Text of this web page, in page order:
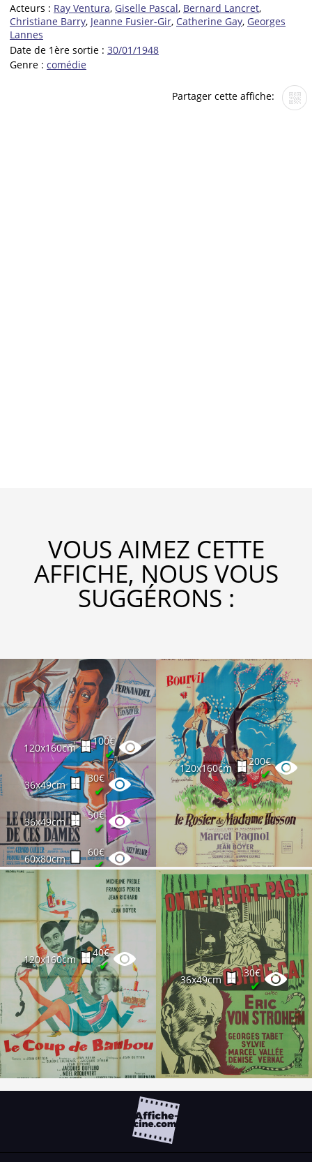
Acteurs : Ray Ventura, Giselle Pascal, Bernard Lancret,
Christiane Barry, Jeanne Fusier-Gir, Catherine Gay, Georges
Lannes
Date de 1ère sortie : 30/01/1948
Genre : comédie
Partager cette affiche:
VOUS AIMEZ CETTE
AFFICHE, NOUS VOUS
SUGGÉRONS :
120x160cm
100€
✔
36x49cm
30€
✔
36x49cm
50€
✔
60x80cm
60€
✔
120x160cm
200€
✔
120x160cm
40€
✔
36x49cm
30€
✔